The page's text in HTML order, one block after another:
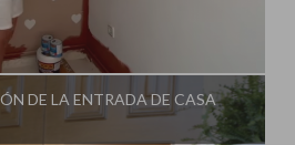
Steffido
DE LA ENTRADA DE CASA